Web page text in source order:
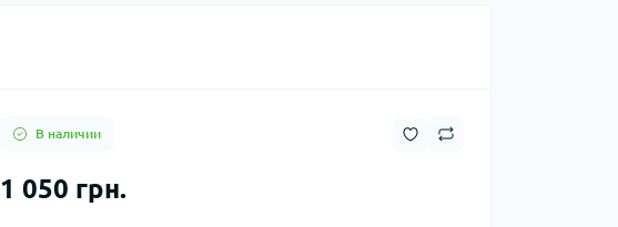
В наличии
1 050 грн.